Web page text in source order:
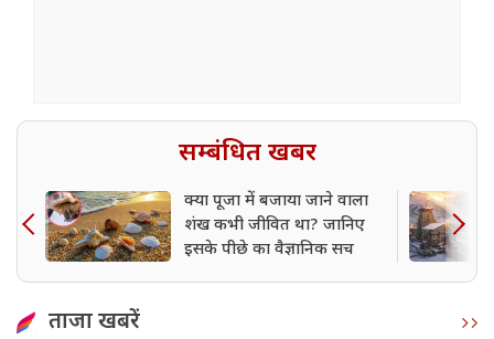
सम्बंधित खबर
क्या पूजा में बजाया जाने वाला
शंख कभी जीवित था? जानिए
इसके पीछे का वैज्ञानिक सच
ताजा खबरें